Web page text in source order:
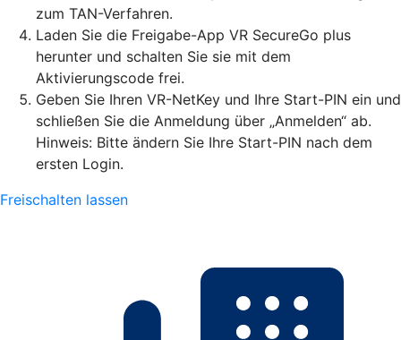
zum TAN-Verfahren.
Laden Sie die Freigabe-App VR SecureGo plus
herunter und schalten Sie sie mit dem
Aktivierungscode frei.
Geben Sie Ihren VR-NetKey und Ihre Start-PIN ein und
schließen Sie die Anmeldung über „Anmelden“ ab.
Hinweis: Bitte ändern Sie Ihre Start-PIN nach dem
ersten Login.
Freischalten lassen